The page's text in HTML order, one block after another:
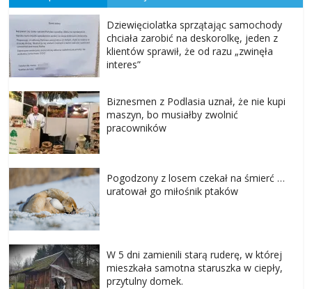
Dziewięciolatka sprzątając samochody
chciała zarobić na deskorolkę, jeden z
klientów sprawił, że od razu „zwinęła
interes”
Biznesmen z Podlasia uznał, że nie kupi
maszyn, bo musiałby zwolnić
pracowników
Pogodzony z losem czekał na śmierć …
uratował go miłośnik ptaków
W 5 dni zamienili starą ruderę, w której
mieszkała samotna staruszka w ciepły,
przytulny domek.